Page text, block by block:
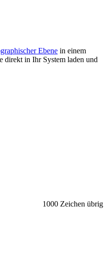
Ebene in einem
direkt in Ihr System laden und
1000 Zeichen übrig